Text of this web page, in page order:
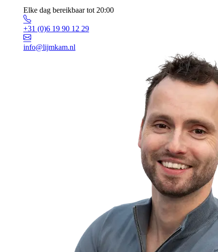
Elke dag bereikbaar tot 20:00
+31 (0)6 19 90 12 29
info@lijmkam.nl